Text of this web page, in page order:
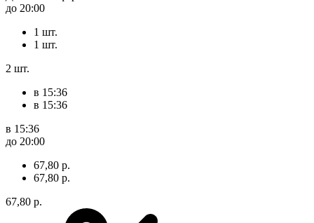
до 20:00
1 шт.
1 шт.
2 шт.
в 15:36
в 15:36
в 15:36
до 20:00
67,80 р.
67,80 р.
67,80 р.